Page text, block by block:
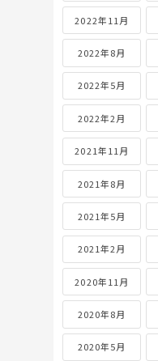
2022年11月
2022年8月
2022年5月
2022年2月
2021年11月
2021年8月
2021年5月
2021年2月
2020年11月
2020年8月
2020年5月